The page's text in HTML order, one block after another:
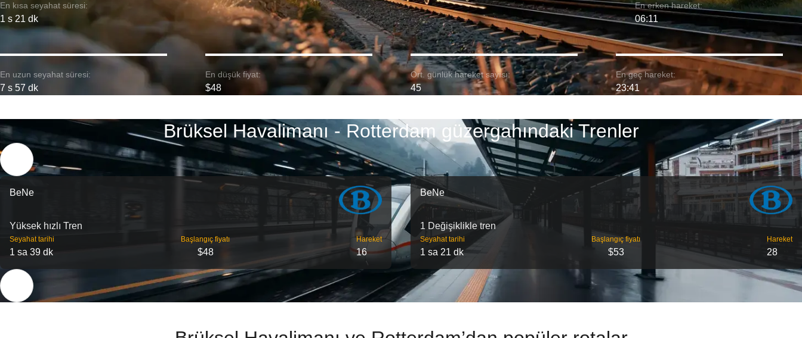
En kısa seyahat süresi:
1 s 21 dk
En erken hareket:
06:11
En uzun seyahat süresi:
7 s 57 dk
En düşük fiyat:
$48
Ort. günlük hareket sayısı:
45
En geç hareket:
23:41
Brüksel Havalimanı - Rotterdam güzergahındaki Trenler
BeNe
Yüksek hızlı Tren
Seyahat tarihi
1 sa 39 dk
Başlangıç ​​fiyatı
$48
Hareket
16
BeNe
1 Değişiklikle tren
Seyahat tarihi
1 sa 21 dk
Başlangıç ​​fiyatı
$53
Hareket
28